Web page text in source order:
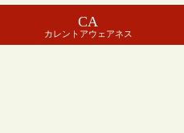
CA
カレントアウェアネス